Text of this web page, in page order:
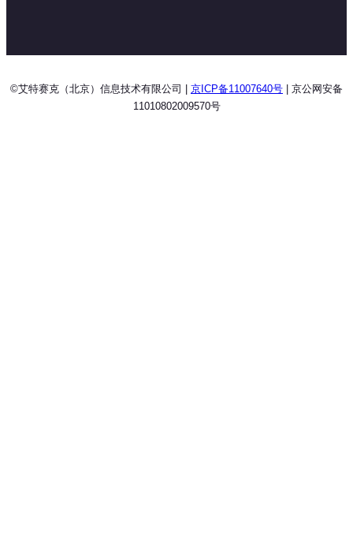
©艾特赛克（北京）信息技术有限公司 | 京ICP备11007640号 | 京公网安备
11010802009570号